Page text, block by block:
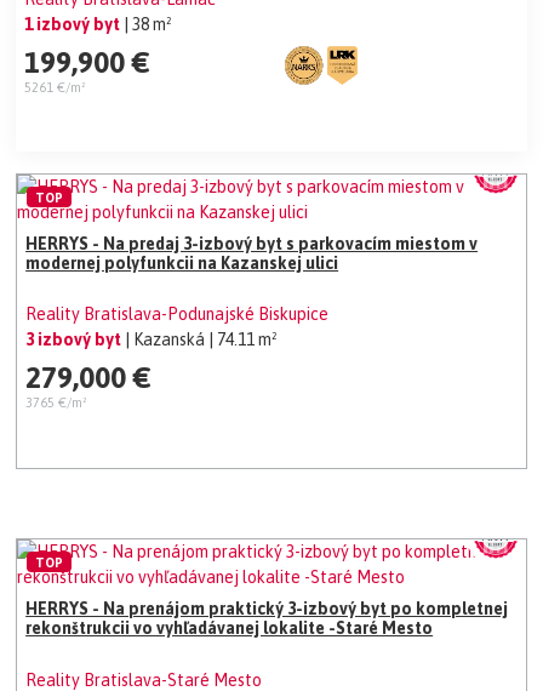
1 izbový byt
| 38 m²
199,900 €
5261 €/m²
HERRYS - Na predaj 3-izbový byt s parkovacím miestom v
modernej polyfunkcii na Kazanskej ulici
Reality Bratislava-Podunajské Biskupice
3 izbový byt
| Kazanská | 74.11 m²
279,000 €
3765 €/m²
TOP
HERRYS - Na prenájom praktický 3-izbový byt po kompletnej
rekonštrukcii vo vyhľadávanej lokalite -Staré Mesto
Reality Bratislava-Staré Mesto
TOP